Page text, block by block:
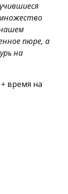
пюре, а
на
время на